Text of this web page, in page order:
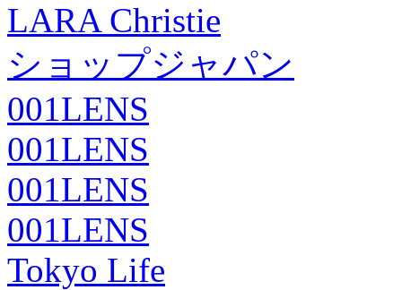
LARA Christie
ショップジャパン
001LENS
001LENS
001LENS
001LENS
Tokyo Life